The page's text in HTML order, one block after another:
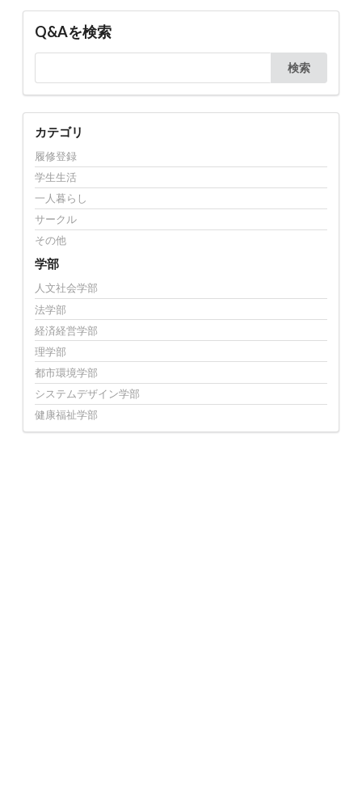
Q&Aを検索
検索
カテゴリ
履修登録
学生生活
一人暮らし
サークル
その他
学部
人文社会学部
法学部
経済経営学部
理学部
都市環境学部
システムデザイン学部
健康福祉学部